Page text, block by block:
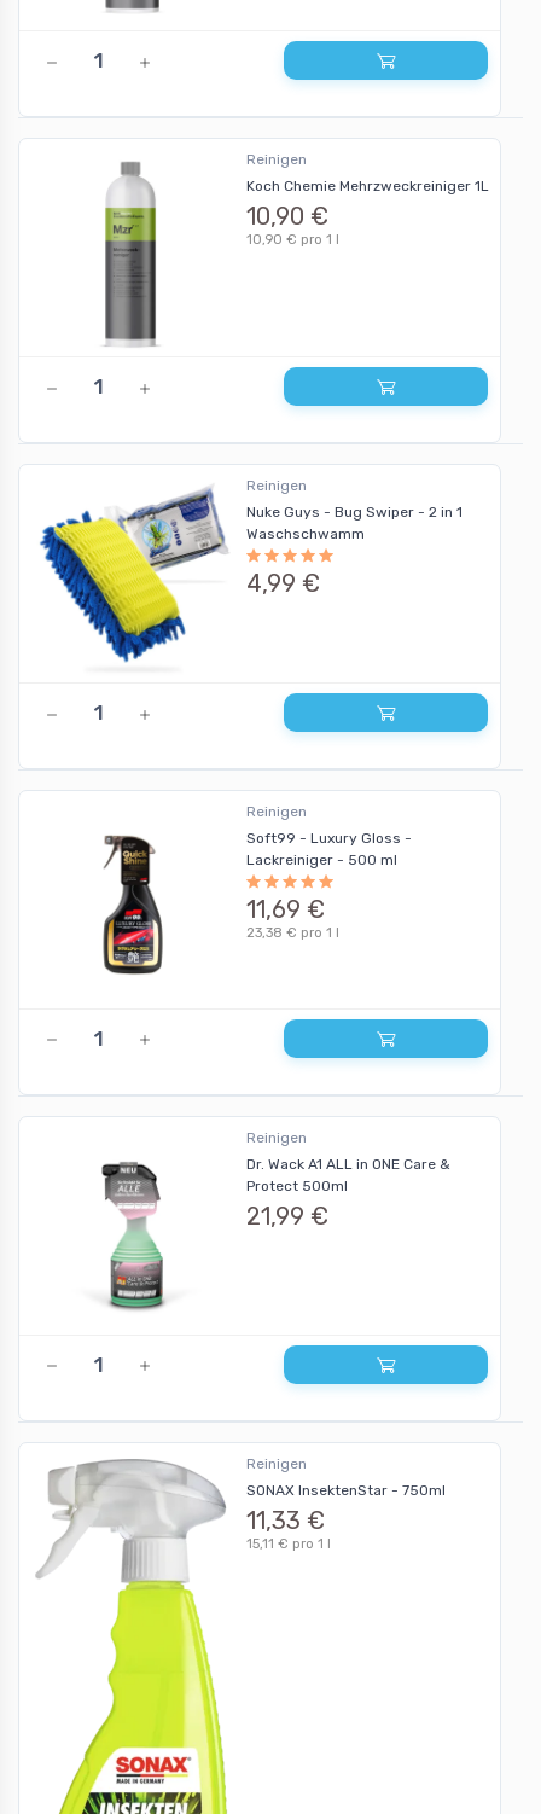
Reinigen
Koch Chemie Mehrzweckreiniger 1L
10,90 €
10,90 € pro 1 l
Reinigen
Nuke Guys - Bug Swiper - 2 in 1
Waschschwamm
4,99 €
Reinigen
Soft99 - Luxury Gloss -
Lackreiniger - 500 ml
11,69 €
23,38 € pro 1 l
Reinigen
Dr. Wack A1 ALL in ONE Care &
Protect 500ml
21,99 €
Reinigen
SONAX InsektenStar - 750ml
11,33 €
15,11 € pro 1 l